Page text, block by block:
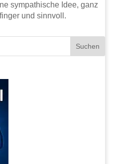
sympathische Idee, ganz
und sinnvoll.